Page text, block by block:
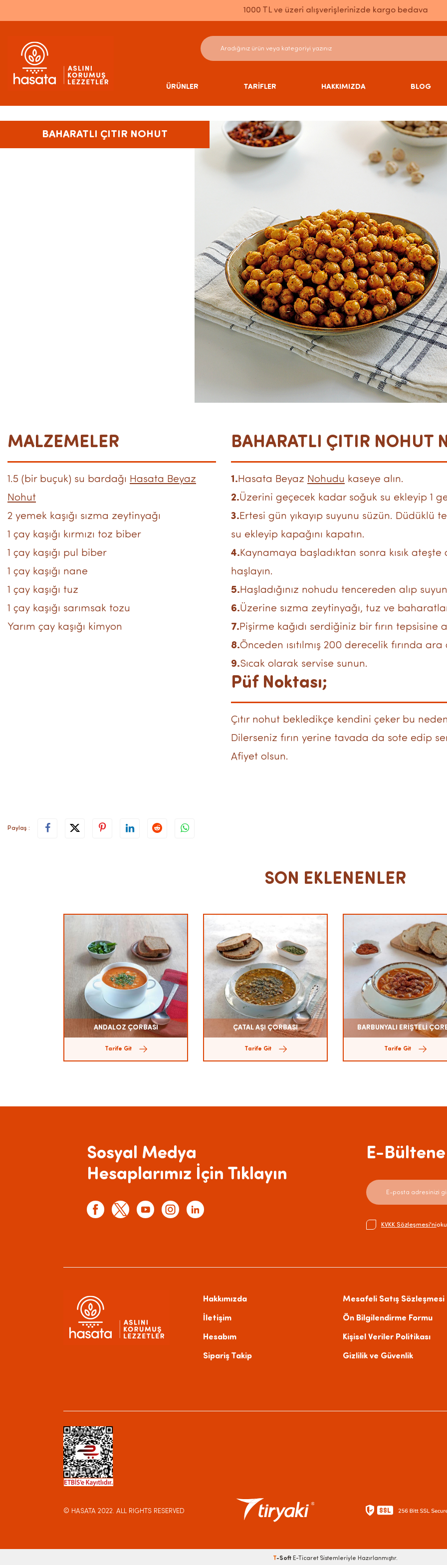
1000 TL ve üzeri alışverişlerinizde kargo bedava
ÜRÜNLER TARİFLER HAKKIMIZDA BLOG
BAHARATLI ÇITIR NOHUT
MALZEMELER
1.5 (bir buçuk) su bardağı Hasata Beyaz
Nohut
2 yemek kaşığı sızma zeytinyağı
1 çay kaşığı kırmızı toz biber
1 çay kaşığı pul biber
1 çay kaşığı nane
1 çay kaşığı tuz
1 çay kaşığı sarımsak tozu
Yarım çay kaşığı kimyon
BAHARATLI ÇITIR NOHUT
1.Hasata Beyaz Nohudu kaseye alın.
2.Üzerini geçecek kadar soğuk su ekleyip 1
3.Ertesi gün yıkayıp suyunu süzün. Düdüklü
su ekleyip kapağını kapatın.
4.Kaynamaya başladıktan sonra kısık
haşlayın.
5.Haşladığınız nohudu tencereden alıp
6.Üzerine sızma zeytinyağı, tuz ve
7.Pişirme kağıdı serdiğiniz bir fırın tepsisine
8.Önceden ısıtılmış 200 derecelik fırında
9.Sıcak olarak servise sunun.
Püf Noktası;
Çıtır nohut bekledikçe kendini çeker bu
Dilerseniz fırın yerine tavada da sote edip
Afiyet olsun.
Paylaş :
SON EKLENENLER
ANDALOZ ÇORBASI
Tarife Git
ÇATAL AŞI ÇORBASI
Tarife Git
BARBUNYALI ERİŞTELİ
Tarife Git
Sosyal Medya
Hesaplarımız İçin Tıklayın
E-Bültene
KVKK Sözleşmesi'ni
Hakkımızda
İletişim
Hesabım
Sipariş Takip
Mesafeli Satış Sözleşmesi
Ön Bilgilendirme Formu
Kişisel Veriler Politikası
Gizlilik ve Güvenlik
© HASATA 2022. ALL RIGHTS RESERVED
T-Soft E-Ticaret Sistemleriyle Hazırlanmıştır.